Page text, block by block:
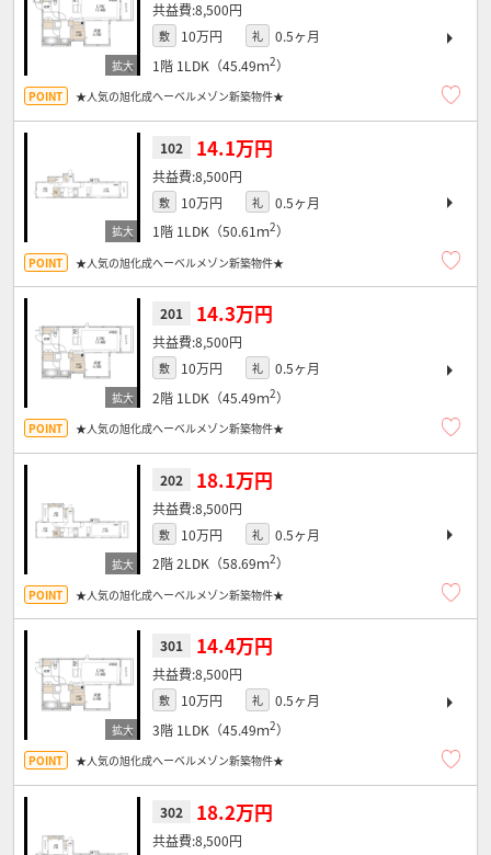
8,500円
敷 10万円 礼
0.5ヶ月
1階 1LDK（45.49ｍ2）
★人気の旭化成へーベルメゾン新築物件★
102 14.1万円
8,500円
敷 10万円 礼
0.5ヶ月
1階 1LDK（50.61ｍ2）
★人気の旭化成へーベルメゾン新築物件★
201 14.3万円
8,500円
敷 10万円 礼
0.5ヶ月
2階 1LDK（45.49ｍ2）
★人気の旭化成へーベルメゾン新築物件★
202 18.1万円
8,500円
敷 10万円 礼
0.5ヶ月
2階2LDK（58.69ｍ2）
★人気の旭化成へーベルメゾン新築物件★
301 14.4万円
8,500円
敷 10万円 礼
0.5ヶ月
3階 1LDK（45.49ｍ2）
★人気の旭化成へーベルメゾン新築物件★
302 18.2万円
8,500円